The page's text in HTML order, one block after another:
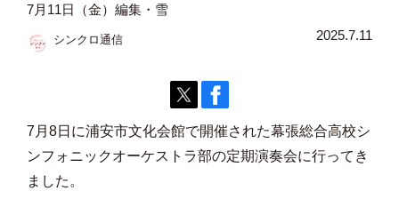
7月11日（金）編集・雪
シンクロ通信 2025.7.11
7月8日に浦安市文化会館で開催された幕張総合高校シ
ンフォニックオーケストラ部の定期演奏会に行ってき
ました。